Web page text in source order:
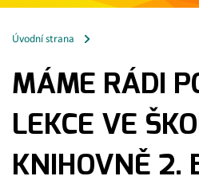
Úvodní strana
MÁME RÁDI
LEKCE VE
KNIHOVNĚ 2.